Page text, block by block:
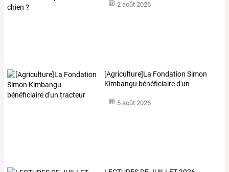
2 août 2026
[Agriculture]La Fondation Simon
Kimbangu bénéficiaire d'un
5 août 2026